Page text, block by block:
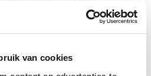
van cookies
Bochem, Dennis Timmers en
als Sven Nabuurs, Patrick
Lyon Megens, Alex Ulijn en Peter